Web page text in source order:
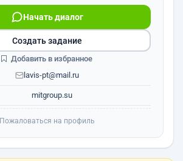
Начать диалог
lavis-pt@mail.ru
mitgroup.su
Создать задание
Добавить в избранное
Пожаловаться на профиль